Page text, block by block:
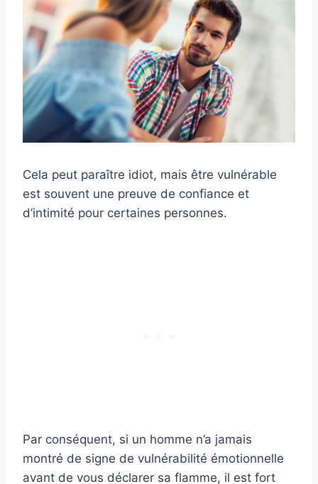
Cela peut paraître idiot, mais être vulnérable
est souvent une preuve de confiance et
d’intimité pour certaines personnes.
Par conséquent, si un homme n’a jamais
montré de signe de vulnérabilité émotionnelle
avant de vous déclarer sa flamme, il est fort